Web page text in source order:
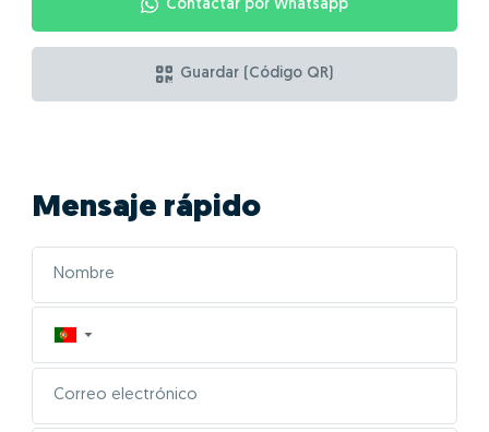
Contactar por Whatsapp
Guardar (Código QR)
Mensaje rápido
▼